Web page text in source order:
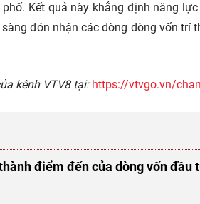
Kết quả này khẳng định năng
đón nhận các dòng dòng vốn trí
kênh VTV8 tại: https://vtvgo.vn/
điểm đến của dòng vốn đầu